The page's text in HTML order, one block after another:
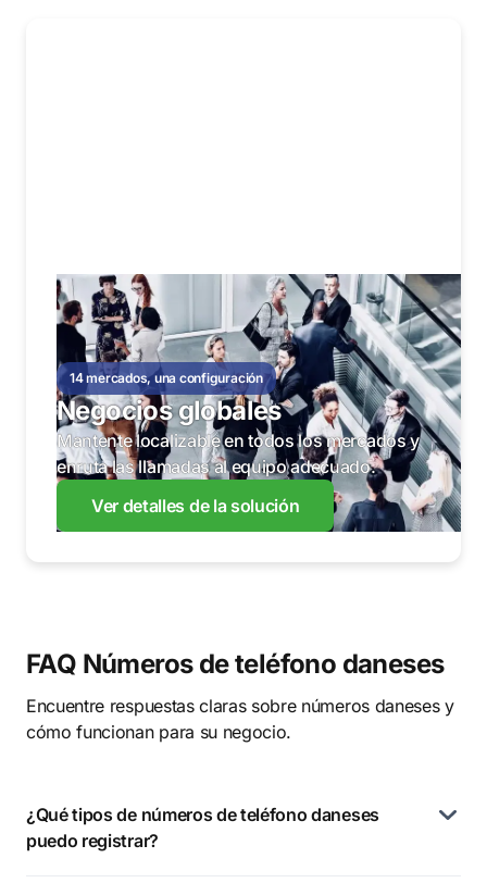
14 mercados, una configuración
Negocios globales
Mantente localizable en todos los mercados y
enruta las llamadas al equipo adecuado.
Ver detalles de la solución
FAQ Números de teléfono daneses
Encuentre respuestas claras sobre números daneses y
cómo funcionan para su negocio.
¿Qué tipos de números de teléfono daneses
puedo registrar?